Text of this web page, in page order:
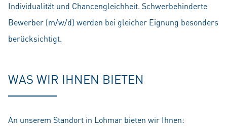
Individualität und Chancengleichheit. Schwerbehinderte
Bewerber (m/w/d) werden bei gleicher Eignung besonders
berücksichtigt.
WAS WIR IHNEN BIETEN
An unserem Standort in Lohmar bieten wir Ihnen: